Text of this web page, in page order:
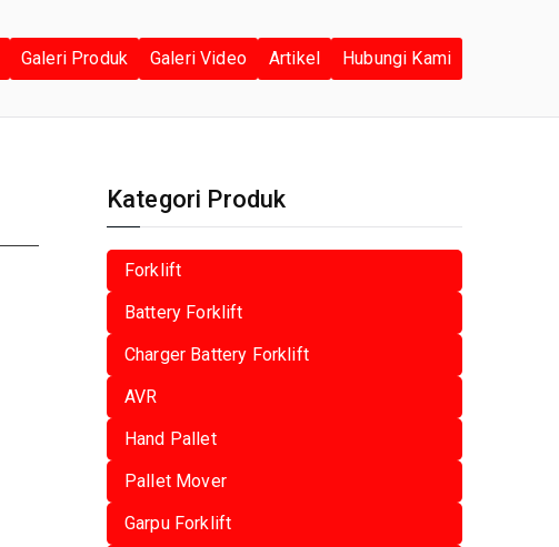
Galeri Produk Galeri Video Artikel Hubungi Kami
Kategori Produk
Forklift
Battery Forklift
Charger Battery Forklift
AVR
Hand Pallet
Pallet Mover
Garpu Forklift